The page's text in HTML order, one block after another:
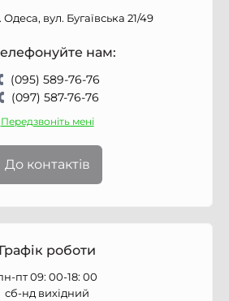
вул. Бугаївська 21/49
нам:
(095) 589-76-76
(097) 587-76-76
Передзвоніть мені
До контактів
Графік роботи
пт 09: 00-18: 00
сб-нд вихідний